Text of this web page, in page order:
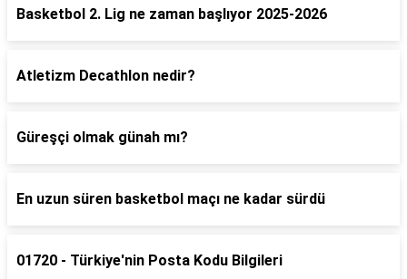
Basketbol 2. Lig ne zaman başlıyor 2025-2026
Atletizm Decathlon nedir?
Güreşçi olmak günah mı?
En uzun süren basketbol maçı ne kadar sürdü
01720 - Türkiye'nin Posta Kodu Bilgileri